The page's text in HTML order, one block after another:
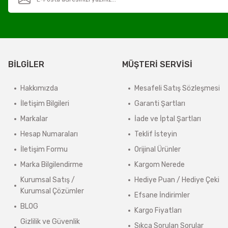
4000 TL ve üzeri, 15 Desi/Kg’ye kadar olan ambar gönderileri
4000 TL altındaki veya 15 Desi/Kg üzerindeki gönderiler
Önemli Bilgilendirme
Ürün açıklamasında “Kargo Bedava” ibaresi bulunan ürünler ücretsiz
Sistem tarafından otomatik ücret çıkmasa bile, 4000 TL altındaki
Kargo ücretleri, alışveriş sırasında adres bilgileriniz tamamlandıktan
Güncel Kargo Ücretleri
Desi / Kg Aras Kargo- Yurtiçi Kargo
BİLGİLER
Hakkımızda
İletişim Bilgileri
Markalar
Hesap Numaraları
İletişim Formu
Marka Bilgilendirme
Kurumsal Satış /
Kurumsal Çözümler
BLOG
Gizlilik ve Güvenlik
MÜŞTERİ SERVİSİ
Mesafeli Satış Sözleşmesi
Garanti Şartları
İade ve İptal Şartları
Teklif İsteyin
Orijinal Ürünler
Kargom Nerede
Hediye Puan / Hediye Çeki
Efsane İndirimler
Kargo Fiyatları
Sıkça Sorulan Sorular